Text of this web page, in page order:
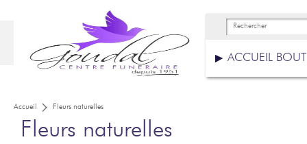
ACCUEIL
Accueil Fleurs naturelles
Fleurs naturelles